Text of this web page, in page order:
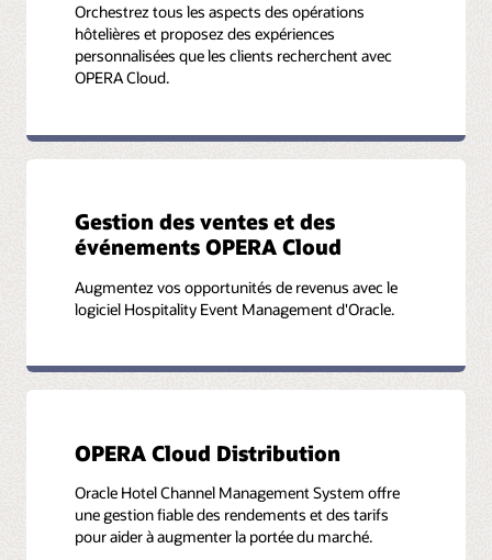
Orchestrez tous les aspects des opérations
hôtelières et proposez des expériences
personnalisées que les clients recherchent avec
OPERA Cloud.
Gestion des ventes et des
événements OPERA Cloud
Augmentez vos opportunités de revenus avec le
logiciel Hospitality Event Management d'Oracle.
OPERA Cloud Distribution
Oracle Hotel Channel Management System offre
une gestion fiable des rendements et des tarifs
pour aider à augmenter la portée du marché.